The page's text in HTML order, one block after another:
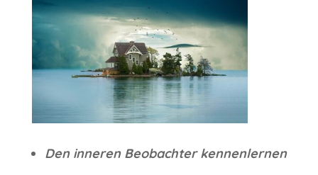
Den inneren Beobachter kennenlernen